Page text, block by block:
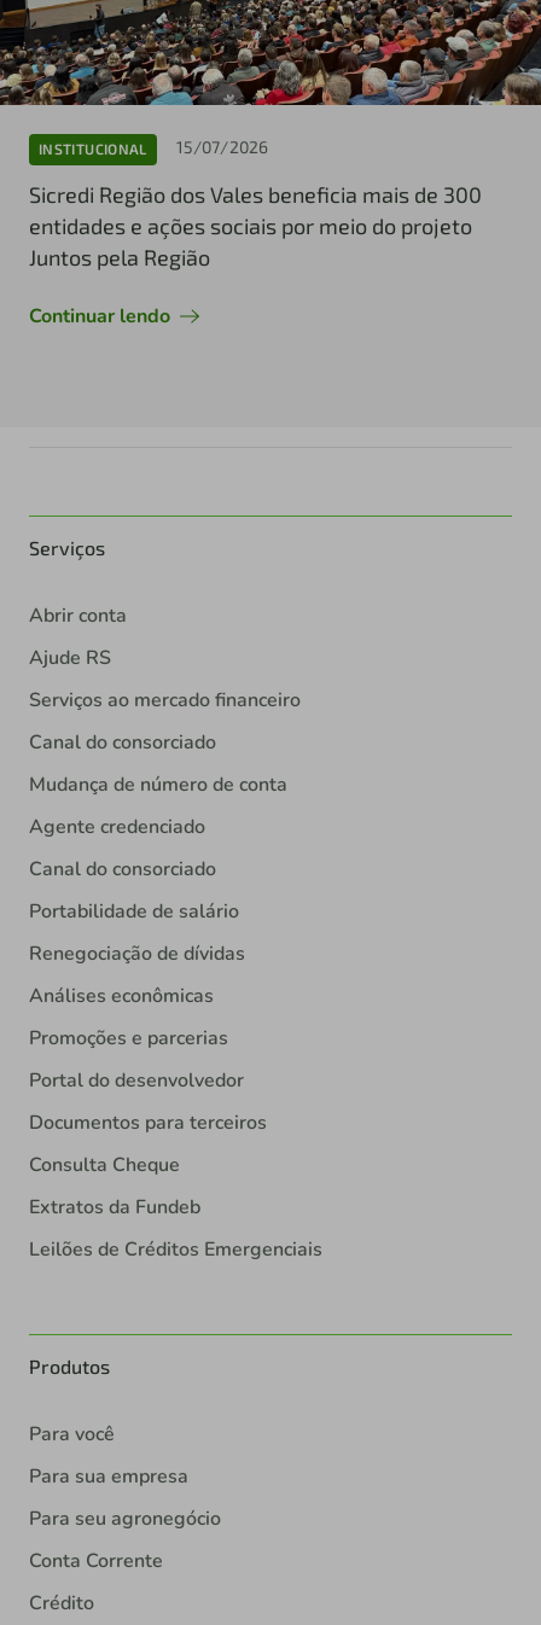
INSTITUCIONAL 15/07/2026
Sicredi Região dos Vales beneficia mais de 300
entidades e ações sociais por meio do projeto
Juntos pela Região
Continuar lendo
Serviços
Abrir conta
Ajude RS
Serviços ao mercado financeiro
Canal do consorciado
Mudança de número de conta
Agente credenciado
Canal do consorciado
Portabilidade de salário
Renegociação de dívidas
Análises econômicas
Promoções e parcerias
Portal do desenvolvedor
Documentos para terceiros
Consulta Cheque
Extratos da Fundeb
Leilões de Créditos Emergenciais
Produtos
Para você
Para sua empresa
Para seu agronegócio
Conta Corrente
Crédito